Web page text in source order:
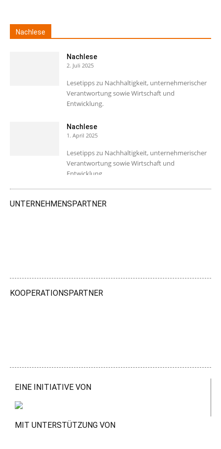
Nachlese
Nachlese
2. Juli 2025
Lesetipps zu Nachhaltigkeit, unternehmerischer
Verantwortung sowie Wirtschaft und
Entwicklung.
Nachlese
1. April 2025
Lesetipps zu Nachhaltigkeit, unternehmerischer
Verantwortung sowie Wirtschaft und
Entwicklung.
UNTERNEHMENSPARTNER
KOOPERATIONSPARTNER
EINE INITIATIVE VON
MIT UNTERSTÜTZUNG VON